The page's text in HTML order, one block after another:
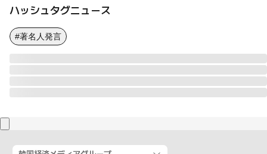
ハッシュタグニュース
#著名人発言